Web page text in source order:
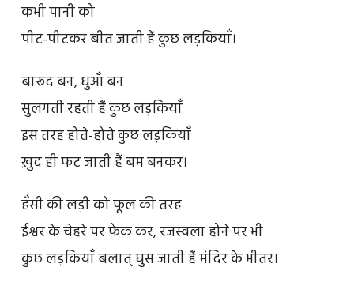
कभी पानी को
पीट-पीटकर बीत जाती हैं कुछ लड़कियाँ।
बारूद बन, धुआँ बन
सुलगती रहती हैं कुछ लड़कियाँ
इस तरह होते-होते कुछ लड़कियाँ
ख़ुद ही फट जाती हैं बम बनकर।
हँसी की लड़ी को फूल की तरह
ईश्वर के चेहरे पर फेंक कर, रजस्वला होने पर भी
कुछ लड़कियाँ बलात् घुस जाती हैं मंदिर के भीतर।